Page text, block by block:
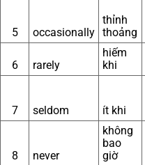
5 occasionally
thỉnh
thoảng
6 rarely
hiếm
khi
7 seldom ít khi
8 never
không
bao
giờ